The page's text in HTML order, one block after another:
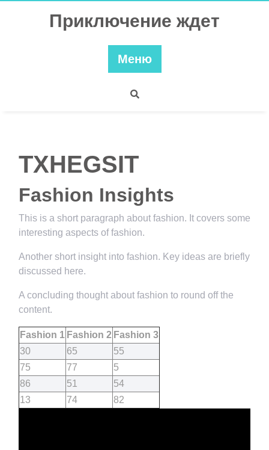
Приключение ждет
Меню
TXHEGSIT
Fashion Insights
This is a short paragraph about fashion. It covers some
interesting aspects of fashion.
Another short insight into fashion. Key ideas are briefly
discussed here.
A concluding thought about fashion to round off the
content.
Fashion 1 Fashion 2 Fashion 3
30
65
55
75
77
5
86
51
54
13
74 82